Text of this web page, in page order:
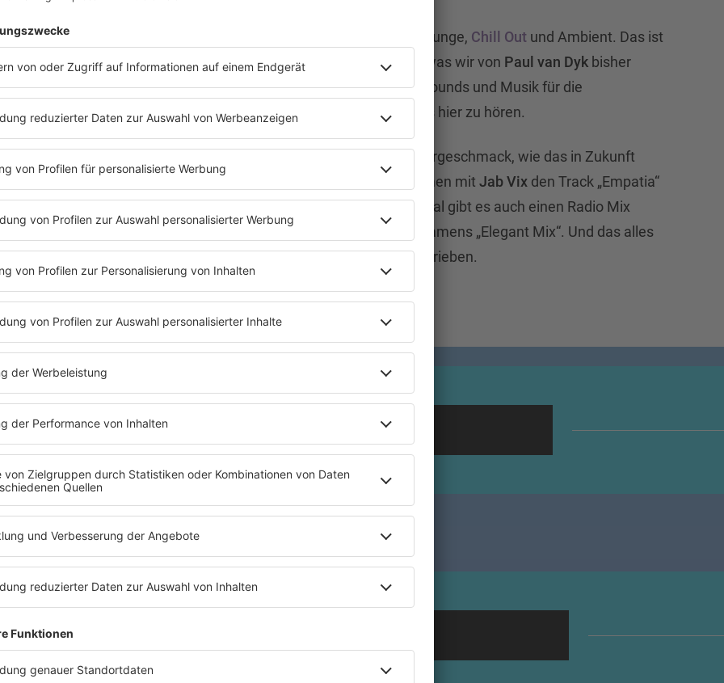
auf Lounge, Chill Out und Ambient. Das ist
eher weniger das Club-Feeling, was wir von Paul van Dyk bisher
gewöhnt sind. Warme, weiche Sounds und Musik für die
entspannten Augenblicke gibt es hier zu hören.
Und es gibt auch schon einen Vorgeschmack, wie das in Zukunft
hat zusammen mit Jab Vix den Track „Empatia“
veröffentlicht. Neben dem Original gibt es auch einen Radio Mix
sowie eine alternative Version namens „Elegant Mix“. Und das alles
wird von einem neuen Label vertrieben.
Angel" von